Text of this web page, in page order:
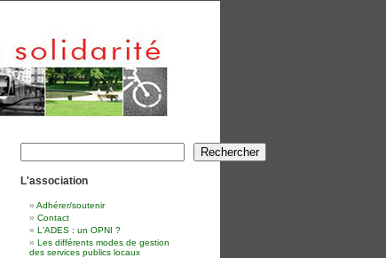
Rechercher Rechercher
L'association
Adhérer/soutenir
Contact
L'ADES : un OPNI ?
Les différents modes de gestion
des services publics locaux